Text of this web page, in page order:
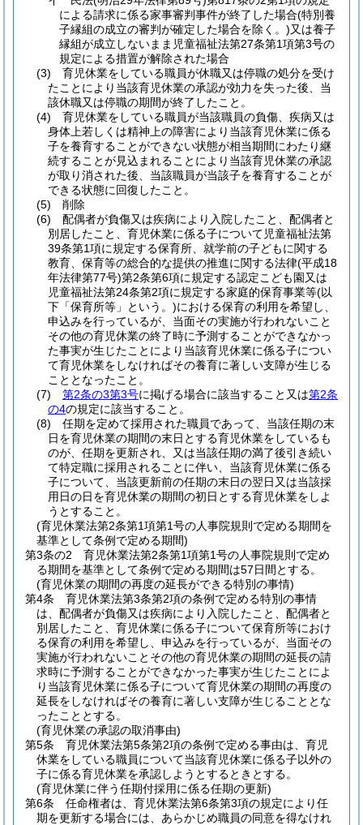
による請求に係る家事審判事件が終了した場合(特別養
子縁組の成立の審判が確定した場合を除く。)又は養子
縁組が成立しないまま児童福祉法第27条第1項第3号の
規定による措置が解除された場合
(3)
育児休業をしている職員が休職又は停職の処分を受け
たことにより当該育児休業の承認が効力を失った後、当
該休職又は停職の期間が終了したこと。
(4)
育児休業をしている職員が当該職員の負傷、疾病又は
身体上若しくは精神上の障害により当該育児休業に係る
子を養育することができない状態が相当期間にわたり継
続することが見込まれることにより当該育児休業の承認
が取り消された後、当該職員が当該子を養育することが
できる状態に回復したこと。
(5)
削除
(6)
配偶者が負傷又は疾病により入院したこと、配偶者と
別居したこと、育児休業に係る子について児童福祉法第
39条第1項に規定する保育所、就学前の子どもに関する
教育、保育等の総合的な提供の推進に関する法律(平成18
年法律第77号)第2条第6項に規定する認定こども園又は
児童福祉法第24条第2項に規定する家庭的保育事業等(以
下「保育所等」という。)における保育の利用を希望し、
申込みを行っているが、当面その実施が行われないこと
その他の育児休業の終了時に予測することができなかっ
た事実が生じたことにより当該育児休業に係る子につい
て育児休業をしなければその養育に著しい支障が生じる
こととなったこと。
(7)
第2条の3第3号に掲げる場合に該当すること又は第2条
の4の規定に該当すること。
(8)
任期を定めて採用された職員であって、当該任期の末
日を育児休業の期間の末日とする育児休業をしているも
のが、任期を更新され、又は当該任期の満了後引き続い
て特定職に採用されることに伴い、当該育児休業に係る
子について、当該更新前の任期の末日の翌日又は当該採
用日の日を育児休業の期間の初日とする育児休業をしよ
うとすること。
(育児休業法第2条第1項第1号の人事院規則で定める期間を
基準として条例で定める期間)
第3条の2
育児休業法第2条第1項第1号の人事院規則で定め
る期間を基準として条例で定める期間は57日間とする。
(育児休業の期間の再度の延長ができる特別の事情)
第4条
育児休業法第3条第2項の条例で定める特別の事情
は、配偶者が負傷又は疾病により入院したこと、配偶者と
別居したこと、育児休業に係る子について保育所等におけ
る保育の利用を希望し、申込みを行っているが、当面その
実施が行われないことその他の育児休業の期間の延長の請
求時に予測することができなかった事実が生じたことによ
り当該育児休業に係る子について育児休業の期間の再度の
延長をしなければその養育に著しい支障が生じることとな
ったこととする。
(育児休業の承認の取消事由)
第5条
育児休業法第5条第2項の条例で定める事由は、育児
休業をしている職員について当該育児休業に係る子以外の
子に係る育児休業を承認しようとするときとする。
(育児休業に伴う任期付採用に係る任期の更新)
第6条
任命権者は、育児休業法第6条第3項の規定により任
期を更新する場合には、あらかじめ職員の同意を得なけれ